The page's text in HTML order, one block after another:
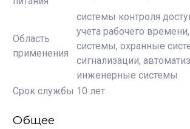
Область
применения
системы контроля
учета рабочего
системы, охранные
сигнализации,
инженерные системы
Срок службы 10 лет
Общее